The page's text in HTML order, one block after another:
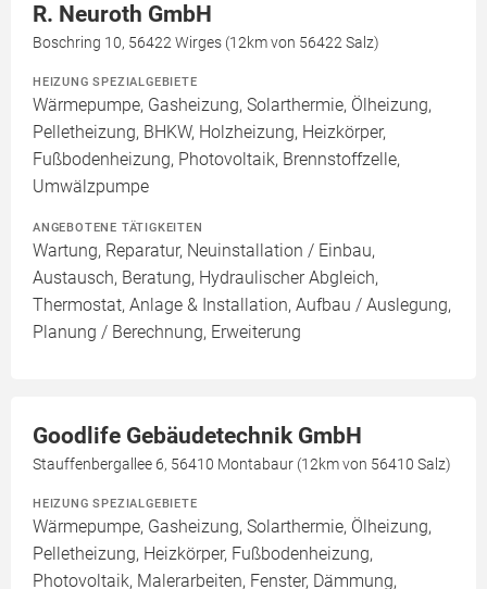
R. Neuroth GmbH
Boschring 10, 56422 Wirges (12km von 56422 Salz)
HEIZUNG SPEZIALGEBIETE
Wärmepumpe, Gasheizung, Solarthermie, Ölheizung,
Pelletheizung, BHKW, Holzheizung, Heizkörper,
Fußbodenheizung, Photovoltaik, Brennstoffzelle,
Umwälzpumpe
ANGEBOTENE TÄTIGKEITEN
Wartung, Reparatur, Neuinstallation / Einbau,
Austausch, Beratung, Hydraulischer Abgleich,
Thermostat, Anlage & Installation, Aufbau / Auslegung,
Planung / Berechnung, Erweiterung
Goodlife Gebäudetechnik GmbH
Stauffenbergallee 6, 56410 Montabaur (12km von 56410 Salz)
HEIZUNG SPEZIALGEBIETE
Wärmepumpe, Gasheizung, Solarthermie, Ölheizung,
Pelletheizung, Heizkörper, Fußbodenheizung,
Photovoltaik, Malerarbeiten, Fenster, Dämmung,